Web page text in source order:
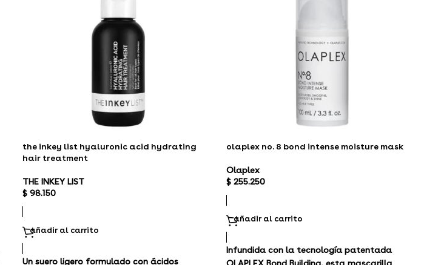
the inkey list hyaluronic acid hydrating
hair treatment
THE INKEY LIST
$ 98.150
añadir al carrito
Un suero ligero formulado con ácidos
olaplex no. 8 bond intense moisture mask
Olaplex
$ 255.250
añadir al carrito
Infundida con la tecnología patentada
OLAPLEX Bond Building, esta mascarilla